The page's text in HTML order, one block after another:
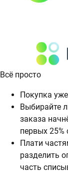
Всё просто
Покупка
Выбирайте
заказа
первых 25%
Плати
разделить
часть